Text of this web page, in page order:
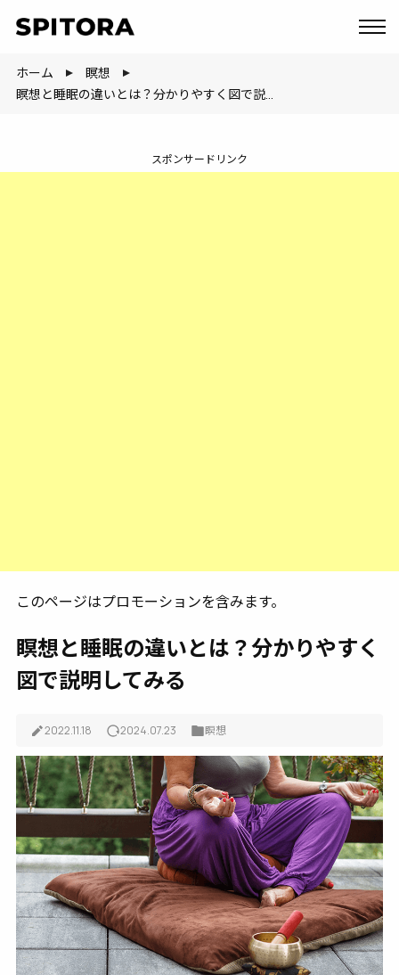
ホーム
瞑想
瞑想と睡眠の違いとは？分かりやすく図で説明してみる
スポンサードリンク
このページはプロモーションを含みます。
瞑想と睡眠の違いとは？分かりやすく
図で説明してみる
2022.11.18 2024.07.23 瞑想